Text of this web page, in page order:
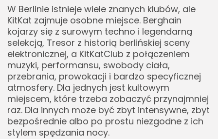
W Berlinie istnieje wiele znanych klubów, ale
KitKat zajmuje osobne miejsce. Berghain
kojarzy się z surowym techno i legendarną
selekcją, Tresor z historią berlińskiej sceny
elektronicznej, a KitKatClub z połączeniem
muzyki, performansu, swobody ciała,
przebrania, prowokacji i bardzo specyficznej
atmosfery. Dla jednych jest kultowym
miejscem, które trzeba zobaczyć przynajmniej
raz. Dla innych może być zbyt intensywne, zbyt
bezpośrednie albo po prostu niezgodne z ich
stylem spędzania nocy.
KitKatClub a kultura Berlina
Berlin jako miasto kontrastów
Granica między wolnością a komercją
KitKat jako część miejskiej legendy
Najczęstsze błędy przed wizytą w Berlin KitKat
Traktowanie klubu jak atrakcji do oglądania
Zbyt słaby dress code
Brak planu awaryjnego
Berlin KitKat w praktyce